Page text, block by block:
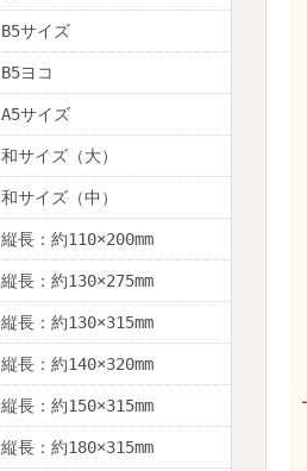
B5サイズ
B5ヨコ
A5サイズ
和サイズ（大）
和サイズ（中）
縦長：約110×200mm
縦長：約130×275mm
縦長：約130×315mm
縦長：約140×320mm
縦長：約150×315mm
縦長：約180×315mm